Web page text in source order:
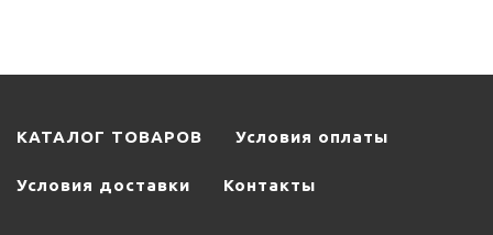
КАТАЛОГ ТОВАРОВ Условия оплаты
Условия доставки Контакты